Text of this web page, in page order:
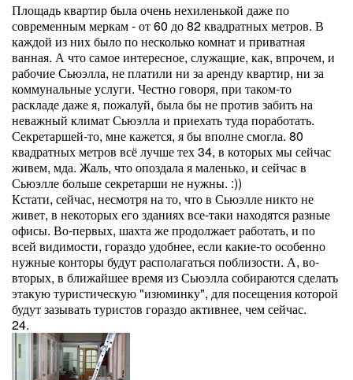
Площадь квартир была очень нехиленькой даже по
современным меркам - от 60 до 82 квадратных метров. В
каждой из них было по несколько комнат и приватная
ванная. А что самое интересное, служащие, как, впрочем, и
рабочие Сьюэлла, не платили ни за аренду квартир, ни за
коммунальные услуги. Честно говоря, при таком-то
раскладе даже я, пожалуй, была бы не против забить на
неважный климат Сьюэлла и приехать туда поработать.
Секретаршей-то, мне кажется, я бы вполне смогла. 80
квадратных метров всё лучше тех 34, в которых мы сейчас
живем, мда. Жаль, что опоздала я маленько, и сейчас в
Сьюэлле больше секретарши не нужны. :))
Кстати, сейчас, несмотря на то, что в Сьюэлле никто не
живет, в некоторых его зданиях все-таки находятся разные
офисы. Во-первых, шахта же продолжает работать, и по
всей видимости, гораздо удобнее, если какие-то особенно
нужные конторы будут располагаться поблизости. А, во-
вторых, в ближайшее время из Сьюэлла собираются сделать
этакую туристическую "изюминку", для посещения которой
будут зазывать туристов гораздо активнее, чем сейчас.
24.